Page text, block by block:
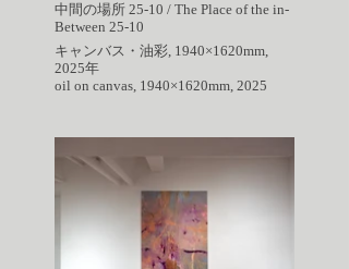
中間の場所 25-10 / The Place of the in-
Between 25-10
キャンバス・油彩, 1940×1620mm,
2025年
oil on canvas, 1940×1620mm, 2025